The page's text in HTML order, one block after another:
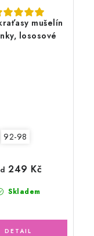
mušelín
lososové
92-98
Skladem
249 Kč